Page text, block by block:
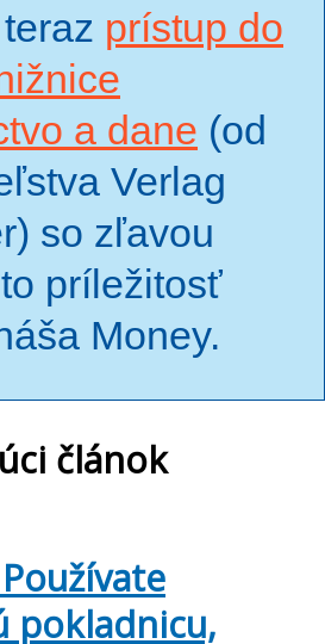
prístup do
a dane (od
Verlag
so zľavou
príležitosť
Money.
článok
pokladnicu,